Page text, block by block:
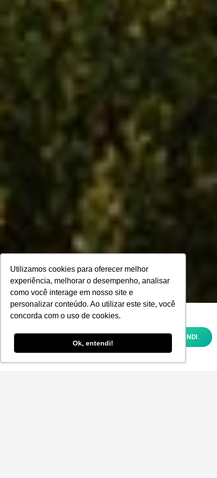
Utilizamos cookies para oferecer melhor
experiência, melhorar o desempenho, analisar
como você interage em nosso site e
personalizar conteúdo. Ao utilizar este site, você
concorda com o uso de cookies.
Ok, entendi!
Utilizamos cookies para oferecer melhor
analisar como você interage em nosso site
e personalizar conteúdo. Ao utilizar este
site, você concorda com o uso de cookies e
nossaPOLÍTICA DE PRIVACIDADE E COOKIES
OK, ENTENDI.